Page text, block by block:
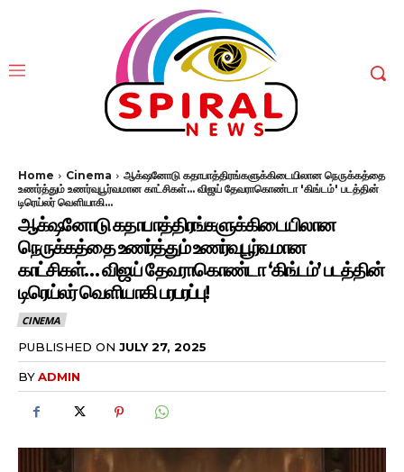
Home Cinema
ஆக்‌ஷனோடு கதாபாத்திரங்களுக்கிடையிலான நெருக்கத்தை
உணர்த்தும் உணர்வுபூர்வமான காட்சிகள்... விஜய் தேவராகொண்டா 'கிங்டம்' படத்தின்
டிரெய்லர் வெளியாகி...
ஆக்‌ஷனோடு கதாபாத்திரங்களுக்கிடையிலான
நெருக்கத்தை உணர்த்தும் உணர்வுபூர்வமான
காட்சிகள்… விஜய் தேவராகொண்டா ‘கிங்டம்’ படத்தின்
டிரெய்லர் வெளியாகி பரபரப்பு!
CINEMA
PUBLISHED ON JULY 27, 2025
BYADMIN